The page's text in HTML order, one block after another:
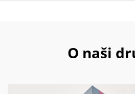
O naši